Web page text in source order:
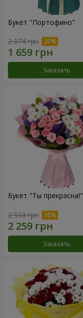
Букет "Портофино"
2 074 грн
Заказать
Букет "Ты прекрасна!"
2 510 грн
Заказать